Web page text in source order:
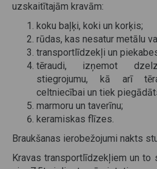
uzskaitītajām kravām:
koku baļķi, koki un korķis;
rūdas, kas nesatur metālu
transportlīdzekļi un
tēraudi, izņemot
stiegrojumu, kā arī
celtniecībai un tiek
marmoru un taverīnu;
keramiskas flīzes.
Braukšanas ierobežojumi nakts
Kravas transportlīdzekļiem un to